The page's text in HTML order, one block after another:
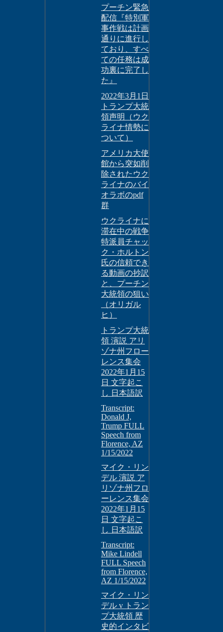
プーチン緊急
配信『特別軍
事作戦は計画
通りに進行し
ており、すべ
ての任務は成
功裏に完了し
た』
2022年3月1日
トランプ大統
領声明（ウク
ライナ情勢に
ついて）
アメリカ大使
館から突如削
除されたウク
ライナのバイ
オラボのpdf
群
ウクライナに
滞在中の戦争
特派員チャッ
ク・ホルトン
氏の信頼でき
る動画の抄訳
と、プーチン
大統領の狙い
（オリガル
ヒ）
トランプ大統
領 演説 アリ
ゾナ州フロー
レンス集会
2022年1月15
日 文字起こ
し 日本語訳
Transcript:
Donald J,
Trump FULL
Speech from
Florence, AZ
1/15/2022
マイク・リン
デル 演説 ア
リゾナ州フロ
ーレンス集会
2022年1月15
日 文字起こ
し 日本語訳
Transcript:
Mike Lindell
FULL Speech
from Florence,
AZ 1/15/2022
マイク・リン
デル v トラン
プ大統領 歴
史的インタビ